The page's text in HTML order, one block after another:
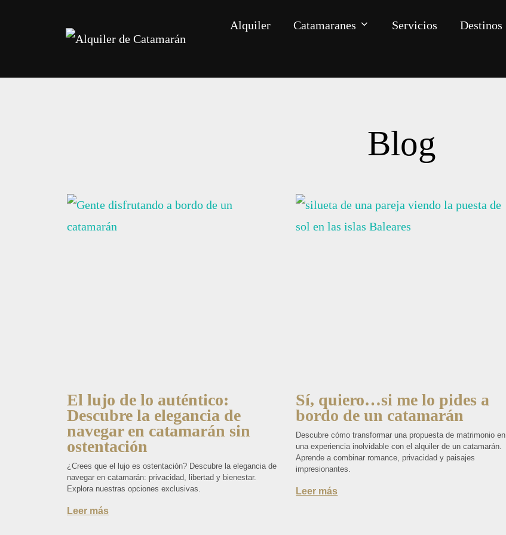
Alquiler Catamaranes Servicios Destinos
Blog
El lujo de lo auténtico:
Descubre la elegancia de
navegar en catamarán sin
ostentación
¿Crees que el lujo es ostentación? Descubre la elegancia de
navegar en catamarán: privacidad, libertad y bienestar.
Explora nuestras opciones exclusivas.
Leer más
Sí, quiero…si me lo pides a
bordo de un catamarán
Descubre cómo transformar una propuesta de matrimonio en
una experiencia inolvidable con el alquiler de un catamarán.
Aprende a combinar romance, privacidad y paisajes
impresionantes.
Leer más